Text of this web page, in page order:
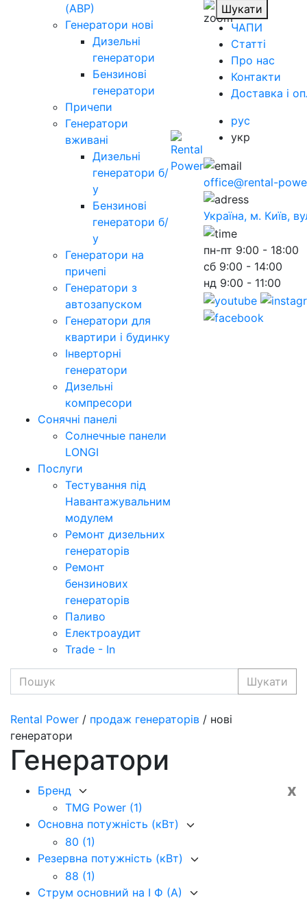
(АВР)
Генератори нові
Дизельні
генератори
Бензинові
генератори
Причепи
Генератори
вживані
Дизельні
генератори б/
у
Бензинові
генератори б/
у
Генератори на
причепі
Генератори з
автозапуском
Генератори для
квартири і будинку
Інверторні
генератори
Дизельні
компресори
Сонячні панелі
Солнечные панели
LONGI
Послуги
Тестування під
Навантажувальним
модулем
Ремонт дизельних
генераторів
Ремонт
бензинових
генераторів
Паливо
Електроаудит
Trade - In
Шукати
ЧАПИ
Статті
Про нас
Контакти
Доставка і
рус
укр
office@rental-
Україна, м. Київ,
пн-пт 9:00 - 18:00
сб 9:00 - 14:00
нд 9:00 - 11:00
Шукати
Rental Power / продаж генераторів / нові
генератори
Генератори
x
Бренд
TMG Power (1)
Основна потужність (кВт)
80 (1)
Резервна потужність (кВт)
88 (1)
Струм основний на I Ф (А)